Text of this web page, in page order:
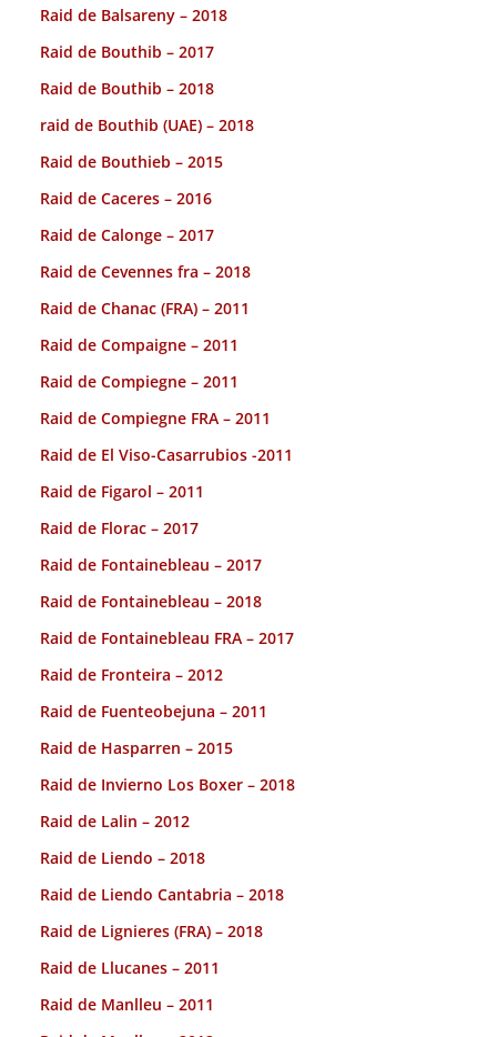
Raid de Balsareny – 2018
Raid de Bouthib – 2017
Raid de Bouthib – 2018
raid de Bouthib (UAE) – 2018
Raid de Bouthieb – 2015
Raid de Caceres – 2016
Raid de Calonge – 2017
Raid de Cevennes fra – 2018
Raid de Chanac (FRA) – 2011
Raid de Compaigne – 2011
Raid de Compiegne – 2011
Raid de Compiegne FRA – 2011
Raid de El Viso-Casarrubios -2011
Raid de Figarol – 2011
Raid de Florac – 2017
Raid de Fontainebleau – 2017
Raid de Fontainebleau – 2018
Raid de Fontainebleau FRA – 2017
Raid de Fronteira – 2012
Raid de Fuenteobejuna – 2011
Raid de Hasparren – 2015
Raid de Invierno Los Boxer – 2018
Raid de Lalin – 2012
Raid de Liendo – 2018
Raid de Liendo Cantabria – 2018
Raid de Lignieres (FRA) – 2018
Raid de Llucanes – 2011
Raid de Manlleu – 2011